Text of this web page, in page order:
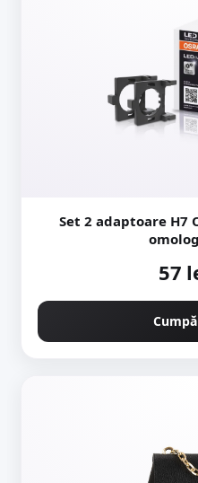
Set 2 adaptoare H7
57